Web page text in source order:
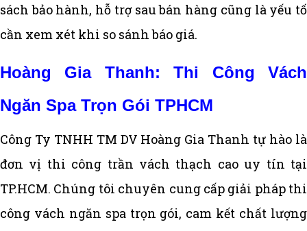
sách bảo hành, hỗ trợ sau bán hàng cũng là yếu tố
cần xem xét khi so sánh báo giá.
Hoàng Gia Thanh: Thi Công Vách
Ngăn Spa Trọn Gói TPHCM
Công Ty TNHH TM DV Hoàng Gia Thanh tự hào là
đơn vị thi công trần vách thạch cao uy tín tại
TP.HCM. Chúng tôi chuyên cung cấp giải pháp thi
công vách ngăn spa trọn gói, cam kết chất lượng